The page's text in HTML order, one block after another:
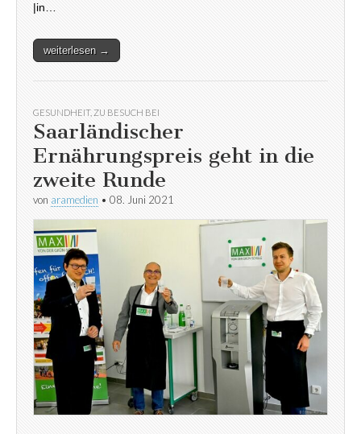
|in…
weiterlesen →
GESUNDHEIT, ZU BESUCH BEI
Saarländischer
Ernährungspreis geht in die
zweite Runde
von aramedien • 08. Juni 2021